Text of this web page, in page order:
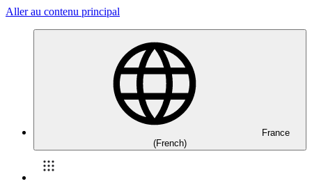
Aller au contenu principal
France
(French)